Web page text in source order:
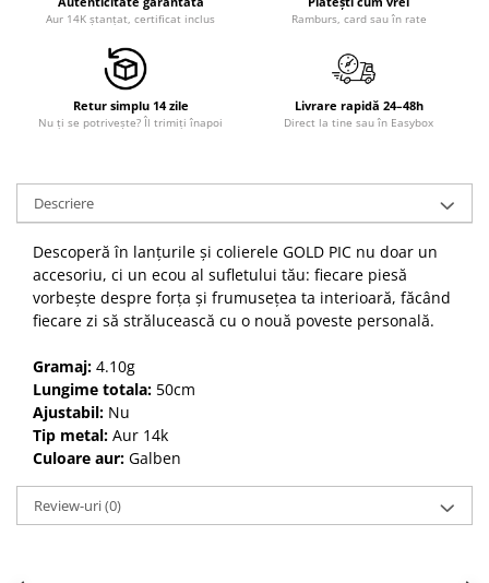
Aur 14K ștanțat, certificat inclus Ramburs, card sau în rate
Retur simplu 14 zile
Nu ți se potrivește? Îl trimiți înapoi
Livrare rapidă 24–48h
Direct la tine sau în Easybox
Descriere
Descoperă în lanțurile și colierele GOLD PIC nu doar un
accesoriu, ci un ecou al sufletului tău: fiecare piesă
vorbește despre forța și frumusețea ta interioară, făcând
fiecare zi să strălucească cu o nouă poveste personală.
Gramaj: 4.10g
Lungime totala: 50cm
Ajustabil: Nu
Tip metal: Aur 14k
Culoare aur: Galben
Review-uri(0)